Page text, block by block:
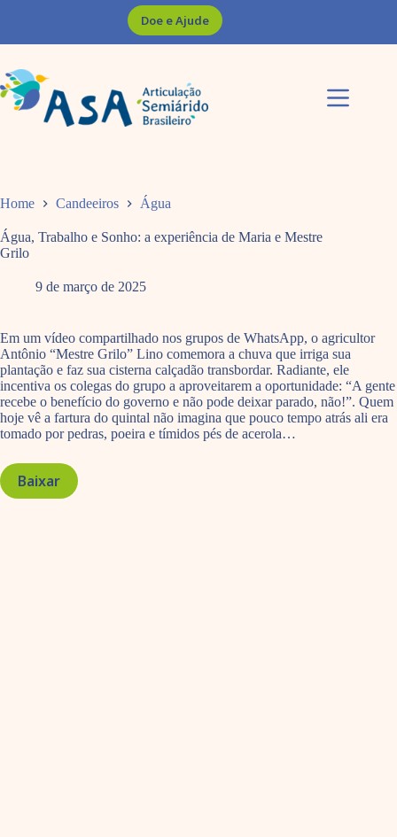
Doe e Ajude
Home Candeeiros Água
Água, Trabalho e Sonho: a experiência de Maria e Mestre
Grilo
9 de março de 2025
Em um vídeo compartilhado nos grupos de WhatsApp, o agricultor
Antônio “Mestre Grilo” Lino comemora a chuva que irriga sua
plantação e faz sua cisterna calçadão transbordar. Radiante, ele
incentiva os colegas do grupo a aproveitarem a oportunidade: “A gente
recebe o benefício do governo e não pode deixar parado, não!”. Quem
hoje vê a fartura do quintal não imagina que pouco tempo atrás ali era
tomado por pedras, poeira e tímidos pés de acerola…
Baixar